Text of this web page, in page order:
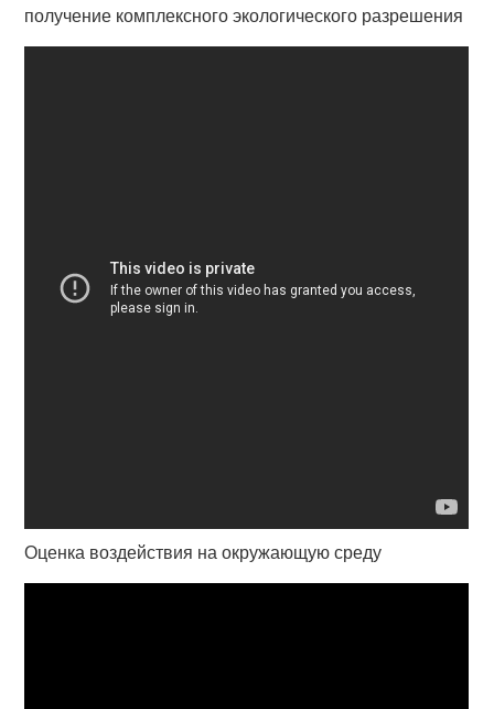
получение комплексного экологического разрешения
Оценка воздействия на окружающую среду